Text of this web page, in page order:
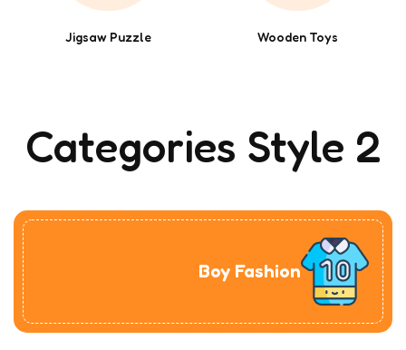
Wooden Toys
Jigsaw Puzzle
Categories Style 2
Boy Fashion